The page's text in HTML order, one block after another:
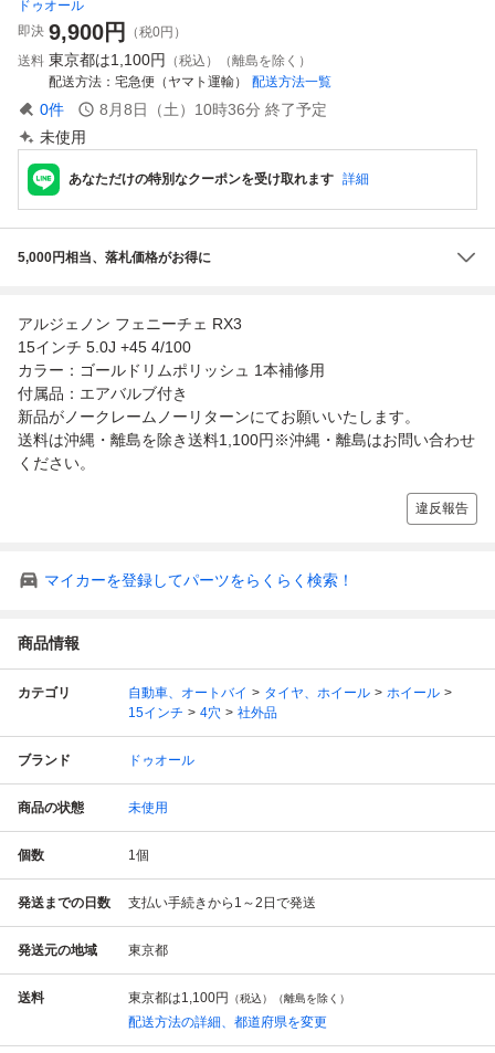
ドゥオール
即決 9,900円
（税0円）
送料 東京都は1,100円
（税込）（離島を除く）
配送方法
宅急便（ヤマト運輸） 配送方法一覧
0件 8月8日（土）10時36分 終了予定
未使用
あなただけの特別なクーポンを受け取れます 詳細
5,000円相当、落札価格がお得に
アルジェノン フェニーチェ RX3
15インチ 5.0J +45 4/100
カラー：ゴールドリムポリッシュ 1本補修用
付属品：エアバルブ付き
新品がノークレームノーリターンにてお願いいたします。
送料は沖縄・離島を除き送料1,100円※沖縄・離島はお問い合わせ
ください。
違反報告
マイカーを登録してパーツをらくらく検索！
商品情報
カテゴリ 自動車、オートバイ タイヤ、ホイール
ホイール
15インチ
4穴 社外品
ブランド ドゥオール
商品の状態 未使用
個数 1個
発送までの日数 支払い手続きから1～2日で発送
発送元の地域 東京都
送料 東京都は1,100円 （税込）（離島を除く）
配送方法の詳細、都道府県を変更